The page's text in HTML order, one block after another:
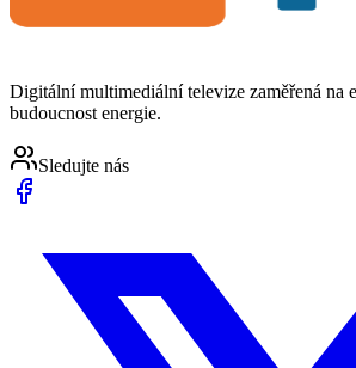
Digitální multimediální televize zaměřená na
budoucnost energie.
Sledujte nás